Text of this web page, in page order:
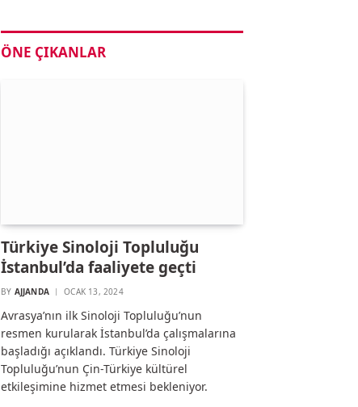
ÖNE ÇIKANLAR
Türkiye Sinoloji Topluluğu
İstanbul’da faaliyete geçti
BY AJJANDA OCAK 13, 2024
Avrasya’nın ilk Sinoloji Topluluğu’nun
resmen kurularak İstanbul’da çalışmalarına
başladığı açıklandı. Türkiye Sinoloji
Topluluğu’nun Çin-Türkiye kültürel
etkileşimine hizmet etmesi bekleniyor.